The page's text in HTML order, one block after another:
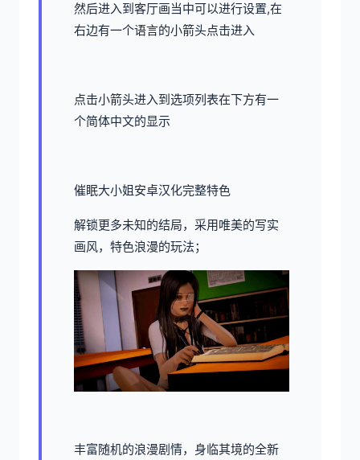
然后进入到客厅画当中可以进行设置,在
右边有一个语言的小箭头点击进入
点击小箭头进入到选项列表在下方有一
个简体中文的显示
催眠大小姐安卓汉化完整特色
解锁更多未知的结局，采用唯美的写实
画风，特色浪漫的玩法；
丰富随机的浪漫剧情，身临其境的全新